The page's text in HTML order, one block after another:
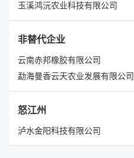
玉溪鸿沅农业科技有限公司
非替代企业
云南赤邦橡胶有限公司
勐海曼香云天农业发展有限公司
怒江州
泸水金阳科技有限公司